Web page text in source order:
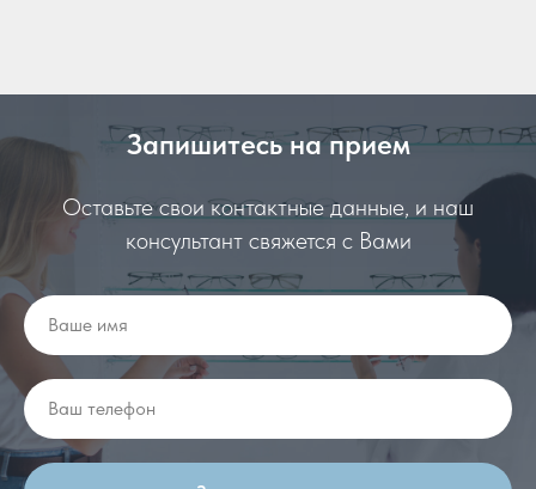
Запишитесь на прием
Оставьте свои контактные данные, и наш
консультант свяжется с Вами